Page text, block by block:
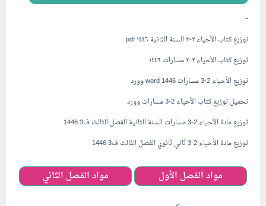
-
توزيع كتاب الأحياء ٢-٣ السنة الثانية ١٤٤٦ pdf
توزيع كتاب الأحياء ٢-٣ مسارات ١٤٤٦
توزيع الأحياء 2-3 مسارات 1446 word وورد
تحميل توزيع كتاب الأحياء 2-3 مسارات وورد
توزيع مادة الأحياء 2-3 مسارات السنة الثانية الفصل الثالث ف3 1446
توزيع مادة الأحياء 2-3 ثاني ثانوي الفصل الثالث ف3 1446
مواد الفصل الأول مواد الفصل الثاني